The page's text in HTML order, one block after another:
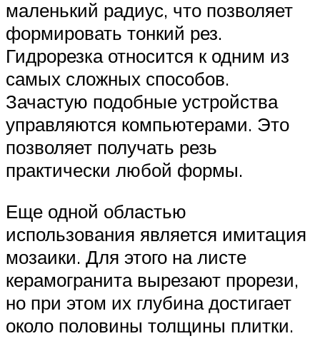
маленький радиус, что позволяет
формировать тонкий рез.
Гидрорезка относится к одним из
самых сложных способов.
Зачастую подобные устройства
управляются компьютерами. Это
позволяет получать резь
практически любой формы.
Еще одной областью
использования является имитация
мозаики. Для этого на листе
керамогранита вырезают прорези,
но при этом их глубина достигает
около половины толщины плитки.